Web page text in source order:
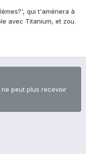
qui t'aménera à
avec Titanium, et zou.
peut plus recevoir